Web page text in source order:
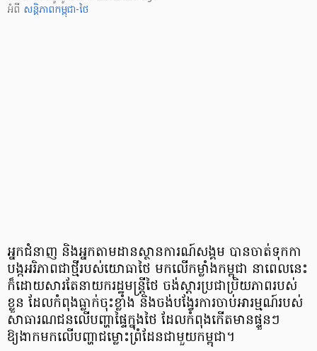
អំពី សន្តិភាពកម្ពុជា-ថៃ
អ្នកជំនាញ និងអ្នកតាមដានស្ថានការណ៍សង្គម បានចាត់ទុកកា
បង្កអរិភាពជាថ្មីរបស់យោធាថៃ មកលើកម្លាំងកម្ពុជា នាពេលនេះ
ក៏ដោយសារតែនាយករដ្ឋមន្រ្តីថៃ ចង់ស្តារប្រជាប្រិយភាពរបស់
ខ្លួន ដែលកំពុងធ្លាក់ចុះខ្លាំង និងចង់បង្វែរការចាប់អារម្មណ៍របស់
សាធារណជនលើបញ្ហាផ្ទៃក្នុងថៃ ដែលកំពុងកើតមានផ្ទួនៗ
ឱ្យងាកមកលើបញ្ហាជម្លោះព្រំដែនជាមួយកម្ពុជា។